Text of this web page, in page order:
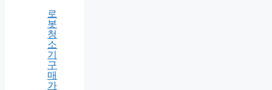
우
글
로
벌
라
이
프